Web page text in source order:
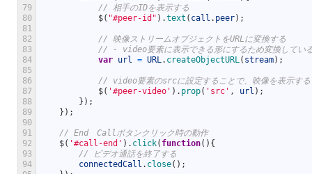
79
80
81
82
83
84
85
86
87
88
89
90
91
92
93
94
// 相手のIDを表示する
$( "#peer-id" ) .text ( call . peer) ;
// 映像ストリームオブジェクトをURLに変換する
// - video要素に表示できる形にするため変換してい
var url = URL. createObjectURL( stream) ;
// video要素のsrcに設定することで、映像を表示する
$( '#peer-video' ) . prop( 'src' , url ) ;
} ) ;
} ) ;
// End　Callボタンクリック時の動作
$( '#call-end' ) . click( function( ) {
// ビデオ通話を終了する
connectedCall . close( ) ;